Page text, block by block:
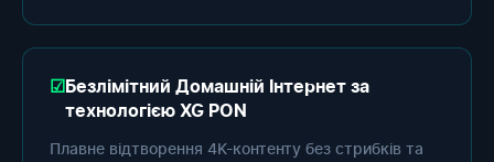
Безлімітний Домашній Інтернет за
технологією XG PON
Плавне відтворення 4K-контенту без стрибків та